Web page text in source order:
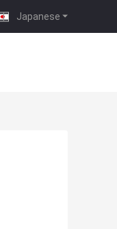
Japanese
|